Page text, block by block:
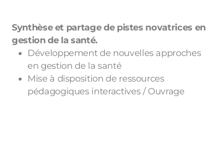
Synthèse et partage de pistes novatrices en
gestion de la santé.
Développement de nouvelles approches
en gestion de la santé
Mise à disposition de ressources
pédagogiques interactives / Ouvrage